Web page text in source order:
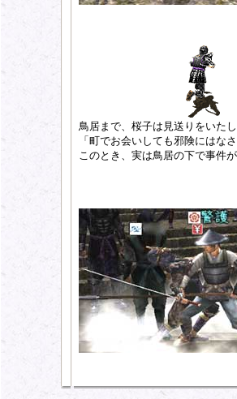
鳥居まで、桜子は見送りをいたし
「町でお会いしても邪険にはな
このとき、実は鳥居の下で事件